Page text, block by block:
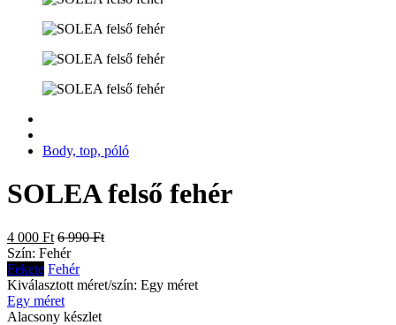
Body, top, póló
SOLEA felső fehér
4 000 Ft 6 990 Ft
Szín: Fehér
Fekete Fehér
Kiválasztott méret/szín: Egy méret
Egy méret
Alacsony készlet